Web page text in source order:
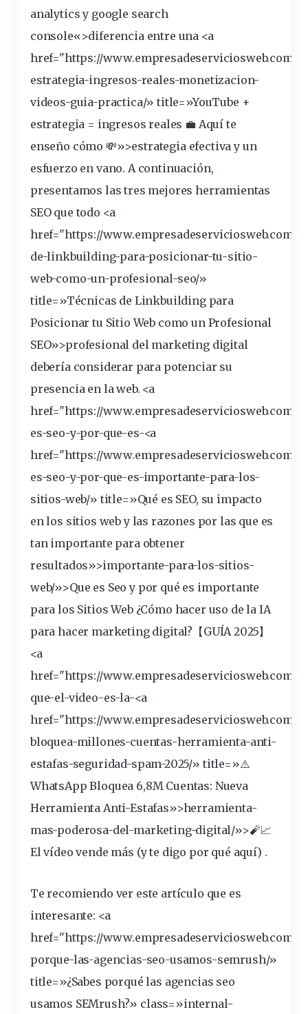
analytics y google search
console«>diferencia entre una <a
href="https://www.empresadeserviciosweb.com/
estrategia-ingresos-reales-monetizacion-
videos-guia-practica/» title=»YouTube +
estrategia = ingresos reales 💼 Aquí te
enseño cómo 💸»>estrategia efectiva y un
esfuerzo en vano. A continuación,
presentamos las tres mejores herramientas
SEO que todo <a
href="https://www.empresadeserviciosweb.com/
de-linkbuilding-para-posicionar-tu-sitio-
web-como-un-profesional-seo/»
title=»Técnicas de Linkbuilding para
Posicionar tu Sitio Web como un Profesional
SEO»>profesional del marketing digital
debería considerar para potenciar su
presencia en la web. <a
href="https://www.empresadeserviciosweb.com/
es-seo-y-por-que-es-<a
href="https://www.empresadeserviciosweb.com/
es-seo-y-por-que-es-importante-para-los-
sitios-web/» title=»Qué es SEO, su impacto
en los sitios web y las razones por las que es
tan importante para obtener
resultados»>importante-para-los-sitios-
web/»>Que es Seo y por qué es importante
para los Sitios Web ¿Cómo hacer uso de la IA
para hacer marketing digital?【GUÍA 2025】
<a
href="https://www.empresadeserviciosweb.com/
que-el-video-es-la-<a
href="https://www.empresadeserviciosweb.com/
bloquea-millones-cuentas-herramienta-anti-
estafas-seguridad-spam-2025/» title=»⚠️
WhatsApp Bloquea 6,8M Cuentas: Nueva
Herramienta Anti-Estafas»>herramienta-
mas-poderosa-del-marketing-digital/»>🧨📈
El vídeo vende más (y te digo por qué aquí) .
Te recomiendo ver este artículo que es
interesante: <a
href="https://www.empresadeserviciosweb.com/
porque-las-agencias-seo-usamos-semrush/»
title=»¿Sabes porqué las agencias seo
usamos SEMrush?» class=»internal-